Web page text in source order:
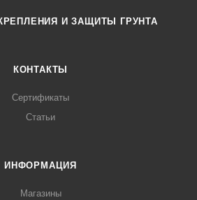
И ЗАЩИТЫ ГРУНТА
КОНТАКТЫ
Сертификаты
Статьи
ИНФОРМАЦИЯ
Магазины